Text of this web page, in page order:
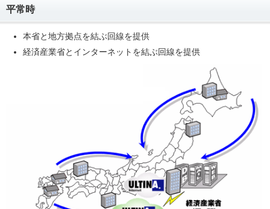
平常時
本省と地方拠点を結ぶ回線を提供
経済産業省とインターネットを結ぶ回線を提供